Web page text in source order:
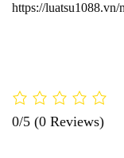
https://
0/5 (0 Reviews)